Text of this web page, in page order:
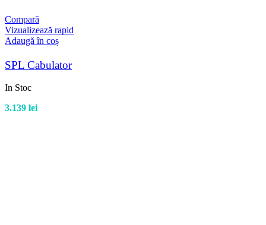
Compară
Vizualizează rapid
Adaugă în coș
SPL Cabulator
In Stoc
3.139 lei